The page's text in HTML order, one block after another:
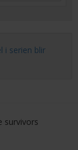
i serien blir
survivors